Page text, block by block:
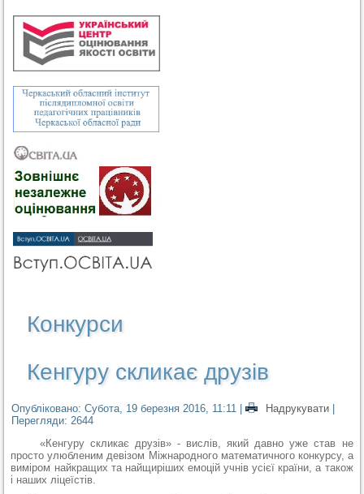
Конкурси
Кенгуру скликає друзів
Опубліковано: Субота, 19 березня 2016, 11:11 | Надрукувати
Перегляди: 2644
«Кенгуру скликає друзів» - вислів, який давно уже став не
просто улюбленим девізом Міжнародного математичного конкурсу, а
виміром найкращих та найщиріших емоцій учнів усієї країни, а також
і наших ліцеїстів.